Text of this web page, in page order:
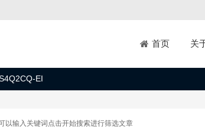
首页 关
EI
以输入关键词点击开始搜索进行筛选文章